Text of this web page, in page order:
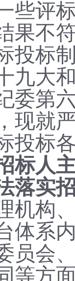
些评
果不
投标
九大
委第
现就
投标
标人
落实
机构
体系
员会
等方